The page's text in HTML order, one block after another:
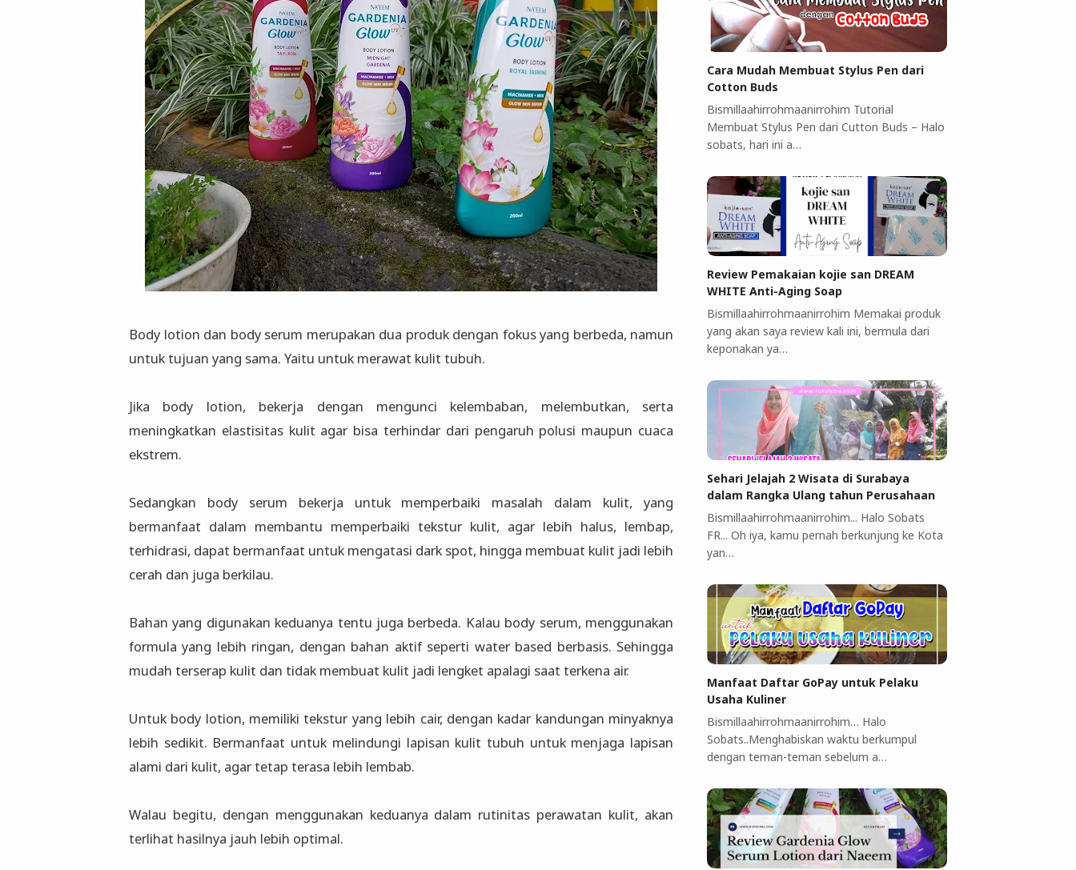
Body lotion dan body serum merupakan dua produk dengan fokus yang berbeda, namun
untuk tujuan yang sama. Yaitu untuk merawat kulit tubuh.
Jika body lotion, bekerja dengan mengunci kelembaban, melembutkan, serta
meningkatkan elastisitas kulit agar bisa terhindar dari pengaruh polusi maupun cuaca
ekstrem.
Sedangkan body serum bekerja untuk memperbaiki masalah dalam kulit, yang
bermanfaat dalam membantu memperbaiki tekstur kulit, agar lebih halus, lembap,
terhidrasi, dapat bermanfaat untuk mengatasi dark spot, hingga membuat kulit jadi lebih
cerah dan juga berkilau.
Bahan yang digunakan keduanya tentu juga berbeda. Kalau body serum, menggunakan
formula yang lebih ringan, dengan bahan aktif seperti water based berbasis. Sehingga
mudah terserap kulit dan tidak membuat kulit jadi lengket apalagi saat terkena air.
Untuk body lotion, memiliki tekstur yang lebih cair, dengan kadar kandungan minyaknya
lebih sedikit. Bermanfaat untuk melindungi lapisan kulit tubuh untuk menjaga lapisan
alami dari kulit, agar tetap terasa lebih lembab.
Walau begitu, dengan menggunakan keduanya dalam rutinitas perawatan kulit, akan
terlihat hasilnya jauh lebih optimal.
Cara Mudah Membuat Stylus Pen dari
Cotton Buds
Bismillaahirrohmaanirrohim Tutorial
Membuat Stylus Pen dari Cutton Buds ‎–‎ Halo
sobats, hari ini a…
Review Pemakaian kojie san DREAM
WHITE Anti-Aging Soap
Bismillaahirrohmaanirrohim Memakai produk
yang akan saya review kali ini, bermula dari
keponakan ya…
Sehari Jelajah 2 Wisata di Surabaya
dalam Rangka Ulang tahun Perusahaan
Bismillaahirrohmaanirrohim... Halo Sobats
FR... Oh iya, kamu pernah berkunjung ke Kota
yan…
Manfaat Daftar GoPay untuk Pelaku
Usaha Kuliner ‎
Bismillaahirrohmaanirrohim…‎ Halo
Sobats..Menghabiskan waktu berkumpul
dengan teman-teman sebelum a…